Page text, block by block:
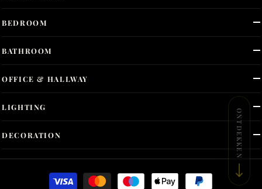
BEDROOM
BATHROOM
OFFICE & HALLWAY
LIGHTING
DECORATION ONTDEKKEN